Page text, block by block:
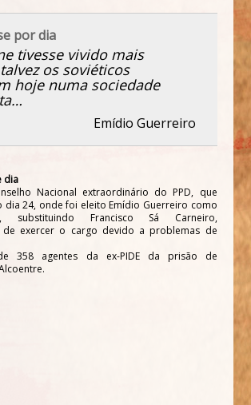
por dia
tivesse vivido mais
os soviéticos
hoje numa sociedade
Emídio Guerreiro
dia
Nacional extraordinário do PPD, que
dia 24, onde foi eleito Emídio Guerreiro como
substituindo Francisco Sá Carneiro,
de exercer o cargo devido a problemas de
358 agentes da ex-PIDE da prisão de